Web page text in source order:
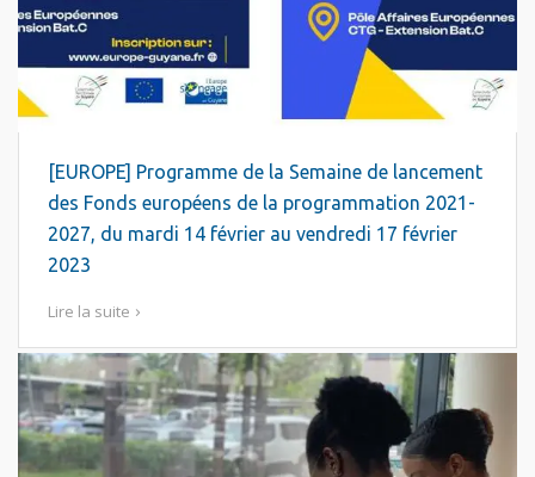
[EUROPE] Programme de la Semaine de lancement
des Fonds européens de la programmation 2021-
2027, du mardi 14 février au vendredi 17 février
2023
Lire la suite